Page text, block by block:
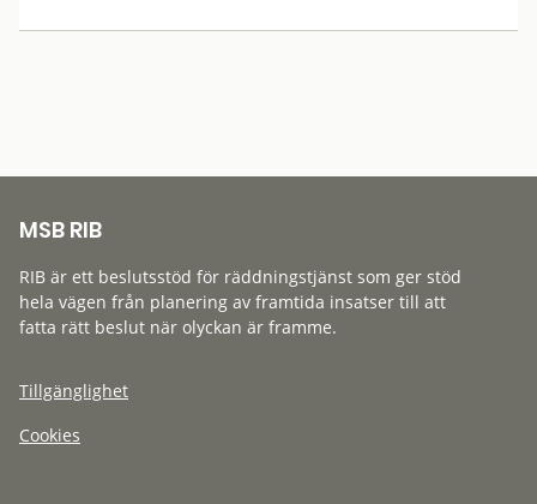
MSB RIB
RIB är ett beslutsstöd för räddningstjänst som ger stöd
hela vägen från planering av framtida insatser till att
fatta rätt beslut när olyckan är framme.
Tillgänglighet
Cookies